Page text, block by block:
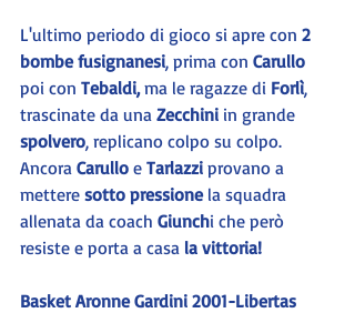
L'ultimo periodo di gioco si apre con 2
bombe fusignanesi, prima con Carullo
poi con Tebaldi, ma le ragazze di Forlì,
trascinate da una Zecchini in grande
spolvero, replicano colpo su colpo.
Ancora Carullo e Tarlazzi provano a
mettere sotto pressione la squadra
allenata da coach Giunchi che però
resiste e porta a casa la vittoria!
Basket Aronne Gardini 2001-Libertas